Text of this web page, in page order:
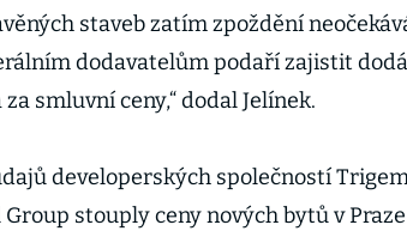
staveb zatím zpoždění
dodavatelům podaří zajistit
za smluvní ceny,“ dodal Jelínek.
developerských společností
Group stouply ceny nových bytů v